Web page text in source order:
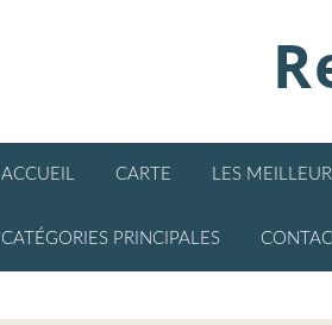
ACCUEIL CARTE LES
CATÉGORIES PRINCIPALES